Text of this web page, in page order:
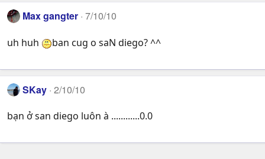
Max gangter 7/10/10
uh huh ban cug o saN diego? ^^
SKay 2/10/10
bạn ở san diego luôn à ............0.0